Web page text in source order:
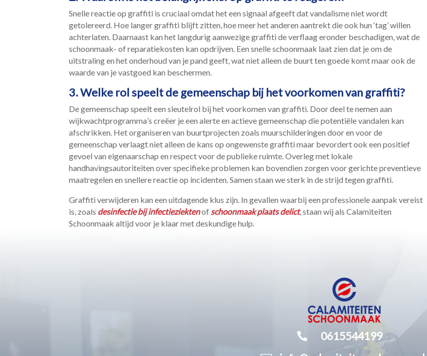
Snelle reactie op graffiti is cruciaal omdat het een signaal afgeeft dat vandalisme niet wordt
getolereerd.​ Hoe langer graffiti blijft zitten, hoe meer het anderen aantrekt die ook hun ‘tag’ willen
achterlaten.​ Daarnaast kan het langdurig aanwezige graffiti de verflaag eronder beschadigen, wat de
schoonmaak- of reparatiekosten kan opdrijven.​ Een snelle schoonmaak laat zien dat je om de
uitstraling en het onderhoud van je pand geeft, wat niet alleen de buurt ten goede komt maar ook de
waarde van je vastgoed kan beschermen.​
3.​ Welke rol speelt de gemeenschap bij het voorkomen van graffiti?
De gemeenschap speelt een sleutelrol bij het voorkomen van graffiti.​ Door deel te nemen aan
wijkwachtprogramma’s creëer je een alerte en actieve gemeenschap die potentiële vandalen kan
afschrikken.​ Het organiseren van buurtprojecten zoals muurschilderingen door en voor de
gemeenschap verlaagt niet alleen de kans op ongewenste graffiti maar bevordert ook een positief
gevoel van eigenaarschap en respect voor de publieke ruimte.​ Overleg met lokale
handhavingsautoriteiten over specifieke problemen kan bovendien zorgen voor gerichte preventieve
maatregelen en snellere reactie op incidenten.​ Samen staan we sterk in de strijd tegen graffiti.​
Graffiti verwijderen kan een uitdagende klus zijn.​ In gevallen waarbij een professionele aanpak vereist
is, zoals desinfectie bij infectieziektenofschoonmaak plaats delict, staan wij als Calamiteiten
Schoonmaak altijd voor je klaar met deskundige hulp.​

0615544199